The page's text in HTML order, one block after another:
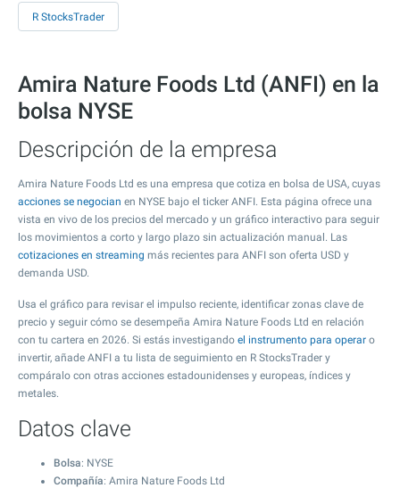
R StocksTrader
Amira Nature Foods Ltd (ANFI) en la
bolsa NYSE
Descripción de la empresa
Amira Nature Foods Ltd es una empresa que cotiza en bolsa de USA, cuyas
acciones se negocian en NYSE bajo el ticker ANFI. Esta página ofrece una
vista en vivo de los precios del mercado y un gráfico interactivo para seguir
los movimientos a corto y largo plazo sin actualización manual. Las
cotizaciones en streaming más recientes para ANFI son oferta USD y
demanda USD.
Usa el gráfico para revisar el impulso reciente, identificar zonas clave de
precio y seguir cómo se desempeña Amira Nature Foods Ltd en relación
con tu cartera en 2026. Si estás investigando el instrumento para operar o
invertir, añade ANFI a tu lista de seguimiento en R StocksTrader y
compáralo con otras acciones estadounidenses y europeas, índices y
metales.
Datos clave
Bolsa: NYSE
Compañía: Amira Nature Foods Ltd